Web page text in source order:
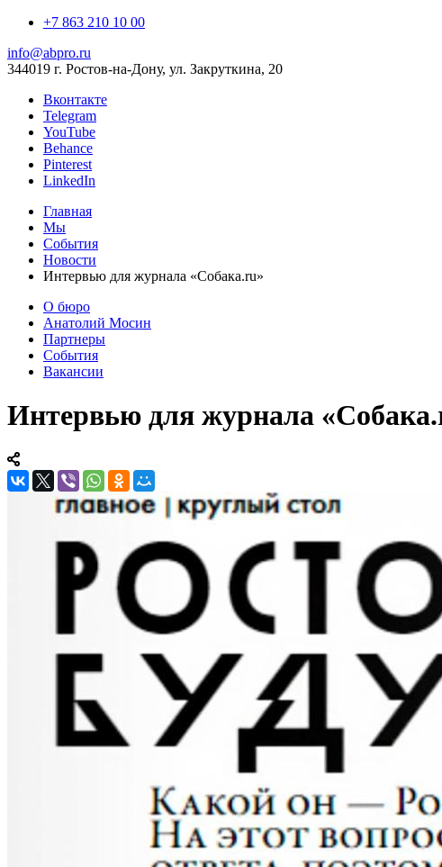
+7 863 210 10 00
info@abpro.ru
344019 г. Ростов-на-Дону, ул. Закруткина, 20
Вконтакте
Telegram
YouTube
Behance
Pinterest
LinkedIn
Главная
Мы
События
Новости
Интервью для журнала «Собака.ru»
О бюро
Анатолий Мосин
Партнеры
События
Вакансии
Интервью для журнала